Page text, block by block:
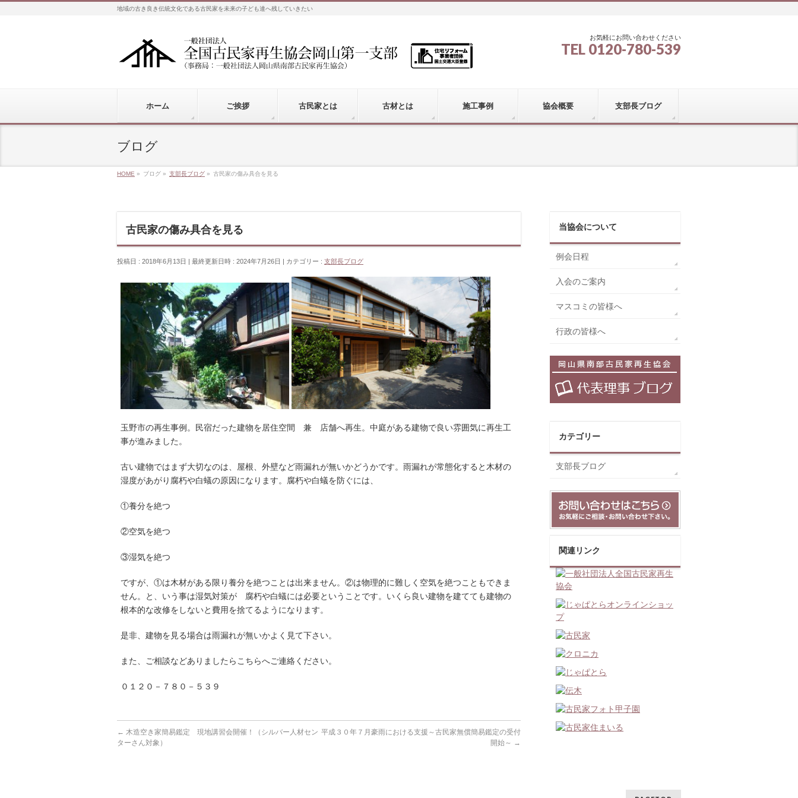
地域の古き良き伝統文化である古民家を未来の子ども達へ残していきたい
お気軽にお問い合わせください
TEL 0120-780-539
ホーム ご挨拶 古民家とは 古材とは 施工事例 協会概要 支部長ブログ
ブログ
HOME » ブログ » 支部長ブログ » 古民家の傷み具合を見る
古民家の傷み具合を見る
投稿日 : 2018年6月13日 最終更新日時 : 2024年7月26日 カテゴリー : 支部長ブログ
玉野市の再生事例。民宿だった建物を居住空間 兼 店舗へ再生。中庭がある建物で良い雰囲気に再生工
事が進みました。
古い建物ではまず大切なのは、屋根、外壁など雨漏れが無いかどうかです。雨漏れが常態化すると木材の
湿度があがり腐朽や白蟻の原因になります。腐朽や白蟻を防ぐには、
①養分を絶つ
②空気を絶つ
③湿気を絶つ
ですが、①は木材がある限り養分を絶つことは出来ません。②は物理的に難しく空気を絶つこともできま
せん。と、いう事は湿気対策が 腐朽や白蟻には必要ということです。いくら良い建物を建てても建物の
根本的な改修をしないと費用を捨てるようになります。
是非、建物を見る場合は雨漏れが無いかよく見て下さい。
また、ご相談などありましたらこちらへご連絡ください。
０１２０－７８０－５３９
← 木造空き家簡易鑑定 現地講習会開催！（シルバー人材セン
ターさん対象）
平成３０年７月豪雨における支援～古民家無償簡易鑑定の受付
開始～ →
当協会について
例会日程
入会のご案内
マスコミの皆様へ
行政の皆様へ
カテゴリー
支部長ブログ
関連リンク